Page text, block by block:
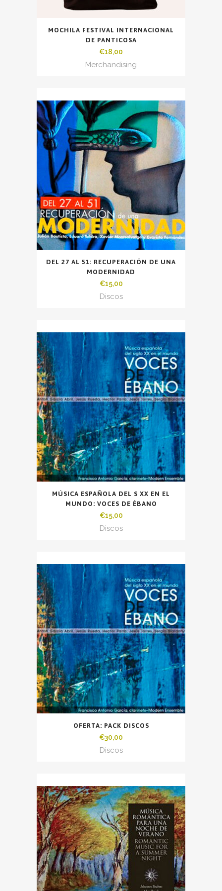
MOCHILA FESTIVAL INTERNACIONAL
DE PANTICOSA
€18,00
Merchandising
DEL 27 AL 51: RECUPERACIÓN DE UNA
MODERNIDAD
€15,00
Discos
MÚSICA ESPAÑOLA DEL S XX EN EL
MUNDO: VOCES DE ÉBANO
€15,00
Discos
OFERTA: PACK DISCOS
€30,00
Discos